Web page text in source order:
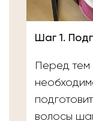
Шаг 1.
Перед тем
волосы